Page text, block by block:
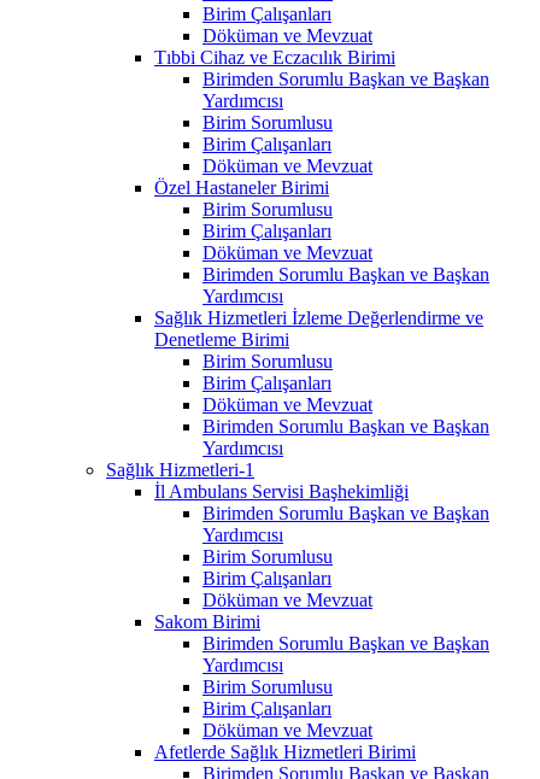
Birim Çalışanları
Döküman ve Mevzuat
Tıbbi Cihaz ve Eczacılık Birimi
Birimden Sorumlu Başkan ve Başkan
Yardımcısı
Birim Sorumlusu
Birim Çalışanları
Döküman ve Mevzuat
Özel Hastaneler Birimi
Birim Sorumlusu
Birim Çalışanları
Döküman ve Mevzuat
Birimden Sorumlu Başkan ve Başkan
Yardımcısı
Sağlık Hizmetleri İzleme Değerlendirme ve
Denetleme Birimi
Birim Sorumlusu
Birim Çalışanları
Döküman ve Mevzuat
Birimden Sorumlu Başkan ve Başkan
Yardımcısı
Sağlık Hizmetleri-1
İl Ambulans Servisi Başhekimliği
Birimden Sorumlu Başkan ve Başkan
Yardımcısı
Birim Sorumlusu
Birim Çalışanları
Döküman ve Mevzuat
Sakom Birimi
Birimden Sorumlu Başkan ve Başkan
Yardımcısı
Birim Sorumlusu
Birim Çalışanları
Döküman ve Mevzuat
Afetlerde Sağlık Hizmetleri Birimi
Birimden Sorumlu Başkan ve Başkan